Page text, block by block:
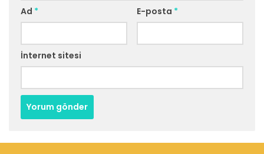
Ad * E-posta *
İnternet sitesi